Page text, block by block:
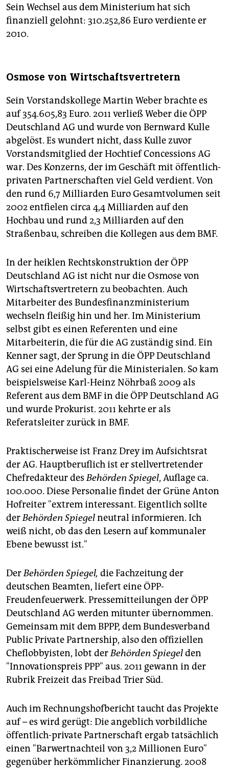
Sein Wechsel aus dem Ministerium hat sich
finanziell gelohnt: 310.252,86 Euro verdiente er
2010.
Osmose von Wirtschaftsvertretern
Sein Vorstandskollege Martin Weber brachte es
auf 354.605,83 Euro. 2011 verließ Weber die ÖPP
Deutschland AG und wurde von Bernward Kulle
abgelöst. Es wundert nicht, dass Kulle zuvor
Vorstandsmitglied der Hochtief Concessions AG
war. Des Konzerns, der im Geschäft mit öffentlich-
privaten Partnerschaften viel Geld verdient. Von
den rund 6,7 Milliarden Euro Gesamtvolumen seit
2002 entfielen circa 4,4 Milliarden auf den
Hochbau und rund 2,3 Milliarden auf den
Straßenbau, schreiben die Kollegen aus dem BMF.
In der heiklen Rechtskonstruktion der ÖPP
Deutschland AG ist nicht nur die Osmose von
Wirtschaftsvertretern zu beobachten. Auch
Mitarbeiter des Bundesfinanzministerium
wechseln fleißig hin und her. Im Ministerium
selbst gibt es einen Referenten und eine
Mitarbeiterin, die für die AG zuständig sind. Ein
Kenner sagt, der Sprung in die ÖPP Deutschland
AG sei eine Adelung für die Ministerialen. So kam
beispielsweise Karl-Heinz Nöhrbaß 2009 als
Referent aus dem BMF in die ÖPP Deutschland AG
und wurde Prokurist. 2011 kehrte er als
Referatsleiter zurück in BMF.
Praktischerweise ist Franz Drey im Aufsichtsrat
der AG. Hauptberuflich ist er stellvertretender
Chefredakteur desBehörden Spiegel, Auflage ca.
100.000. Diese Personalie findet der Grüne Anton
Hofreiter "extrem interessant. Eigentlich sollte
derBehörden Spiegelneutral informieren. Ich
weiß nicht, ob das den Lesern auf kommunaler
Ebene bewusst ist."
DerBehörden Spiegel, die Fachzeitung der
deutschen Beamten, liefert eine ÖPP-
Freudenfeuerwerk. Pressemitteilungen der ÖPP
Deutschland AG werden mitunter übernommen.
Gemeinsam mit dem BPPP, dem Bundesverband
Public Private Partnership, also den offiziellen
Cheflobbyisten, lobt derBehörden Spiegelden
"Innovationspreis PPP" aus. 2011 gewann in der
Rubrik Freizeit das Freibad Trier Süd.
Auch im Rechnungshofbericht taucht das Projekte
auf – es wird gerügt: Die angeblich vorbildliche
öffentlich-private Partnerschaft ergab tatsächlich
einen "Barwertnachteil von 3,2 Millionen Euro"
gegenüber herkömmlicher Finanzierung. 2008